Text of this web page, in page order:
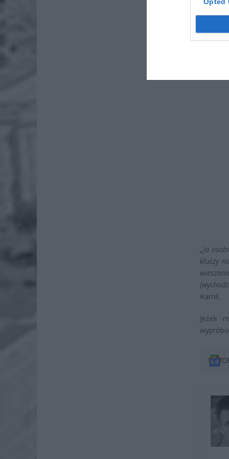
7
„Ja
kluczy
Kamil.
Jeżeli